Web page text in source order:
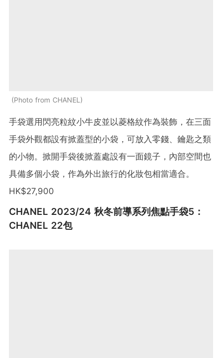
Photo from CHANEL
手袋選用閃亮粒紋小牛皮並以菱格紋作為裝飾，在三面
手袋外觀都設有掀蓋型的小袋，可放入零錢、鑰匙之類
的小物。掀開手袋後掀蓋處設有一面鏡子，內部空間也
具備多個小袋，作為外出旅行的化妝包相當適合。
HK$27,900
CHANEL 2023/24 秋冬前導系列焦點手袋5：
CHANEL 22包